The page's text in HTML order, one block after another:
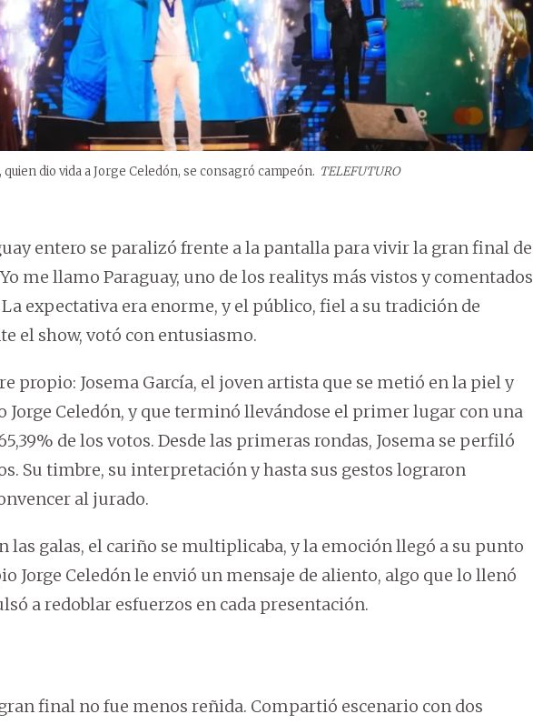
dio vida a Jorge Celedón, se consagró campeón. TELEFUTURO
entero se paralizó frente a la pantalla para vivir la gran final de
me llamo Paraguay, uno de los realitys más vistos y comentados
expectativa era enorme, y el público, fiel a su tradición de
el show, votó con entusiasmo.
propio: Josema García, el joven artista que se metió en la piel y
Jorge Celedón, y que terminó llevándose el primer lugar con una
de los votos. Desde las primeras rondas, Josema se perfiló
Su timbre, su interpretación y hasta sus gestos lograron
al jurado.
las galas, el cariño se multiplicaba, y la emoción llegó a su punto
Jorge Celedón le envió un mensaje de aliento, algo que lo llenó
a redoblar esfuerzos en cada presentación.
final no fue menos reñida. Compartió escenario con dos